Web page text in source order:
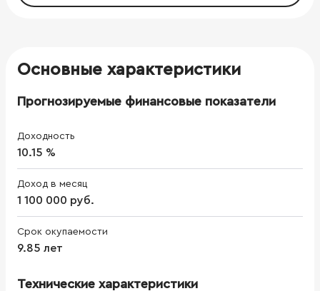
Основные характеристики
Прогнозируемые финансовые показатели
Доходность
10.15 %
Доход в месяц
1 100 000 руб.
Срок окупаемости
9.85 лет
Технические характеристики